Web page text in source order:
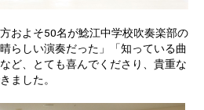
およそ50名が鯰江中学校吹奏楽部の
らしい演奏だった」「知っている曲
ど、とても喜んでくださり、貴重な
ました。